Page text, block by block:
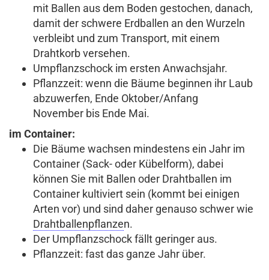
mit Ballen aus dem Boden gestochen, danach,
damit der schwere Erdballen an den Wurzeln
verbleibt und zum Transport, mit einem
Drahtkorb versehen.
Umpflanzschock im ersten Anwachsjahr.
Pflanzzeit: wenn die Bäume beginnen ihr Laub
abzuwerfen, Ende Oktober/Anfang
November bis Ende Mai.
im Container:
Die Bäume wachsen mindestens ein Jahr im
Container (Sack- oder Kübelform), dabei
können Sie mit Ballen oder Drahtballen im
Container kultiviert sein (kommt bei einigen
Arten vor) und sind daher genauso schwer wie
Drahtballenpflanzen.
Der Umpflanzschock fällt geringer aus.
Pflanzzeit: fast das ganze Jahr über.